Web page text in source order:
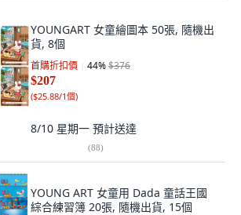
YOUNGART 女童繪圖本 50張, 隨機出
貨, 8個
首購折扣價 44%$376
$207
($25.88/1個)
8/10 星期一 預計送達
(88)
YOUNG ART 女童用 Dada 童話王國
綜合練習簿 20張, 隨機出貨, 15個